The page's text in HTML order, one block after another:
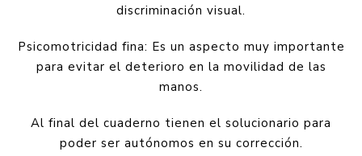
discriminación visual.
Psicomotricidad fina: Es un aspecto muy importante
para evitar el deterioro en la movilidad de las
manos.
Al final del cuaderno tienen el solucionario para
poder ser autónomos en su corrección.